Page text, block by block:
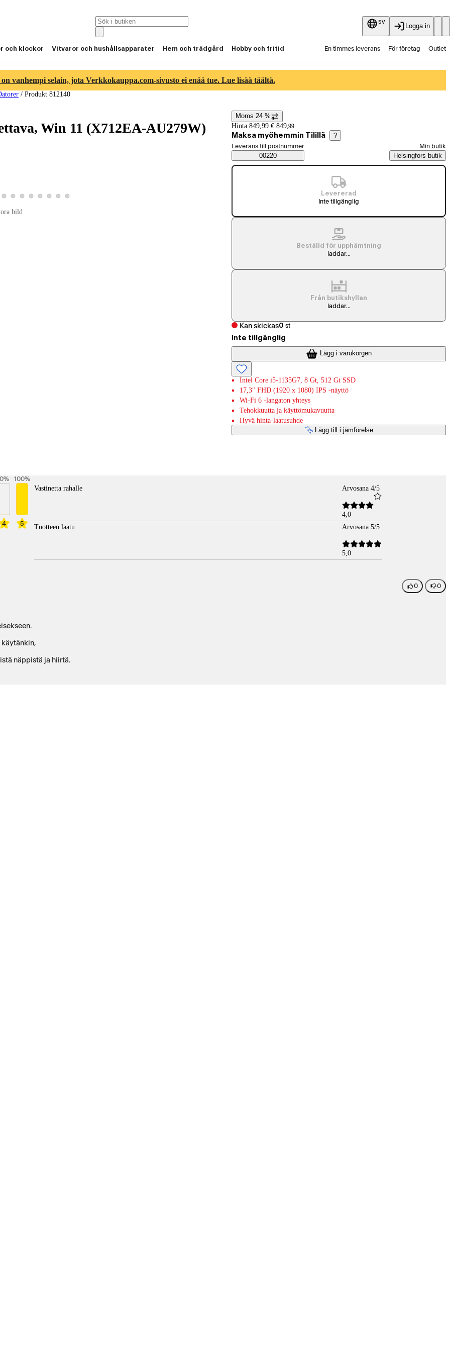
sv
Logga in
och klockor Vitvaror och hushållsapparater Hem och trädgård Hobby och fritid En timmes leverans För företag Outlet
on vanhempi selain, jota Verkkokauppa.com-sivusto ei enää tue. Lue lisää täältä.
/ Produkt 812140
Win 11 (X712EA-AU279W)
6 7
produktbild 8
Visa produktbild 9
Visa produktbild 10
Visa produktbild 11
Visa produktbild 12
Visa produktbild 13
Visa produktbild 14
Visa produktbild 15
Visa produktbild 16
bild
Prisinformation
Moms 24 %
Hinta 849,99 €.849,99
Maksa myöhemmin Tilillä ?
Saatavuustiedot
Välj beställningssätt
Leverans till postnummer
00220
Min butik
Helsingfors butik
Levererad
Inte tillgänglig
Beställd för upphämtning
laddar...
Från butikshyllan
laddar...
Kan skickas0 st
Inte tillgänglig
Lägg i varukorgen
Intel Core i5-1135G7, 8 Gt, 512 Gt SSD
17,3" FHD (1920 x 1080) IPS -näyttö
Wi-Fi 6 -langaton yhteys
Tehokkuutta ja käyttömukavuutta
Hyvä hinta-laatusuhde
Lägg till i jämförelse
4
0%
5
100%
Vastinetta rahalle Arvosana 4/5
4,0
Tuotteen laatu
Arvosana 5/5
5,0
0 0
näppistä ja hiirtä.